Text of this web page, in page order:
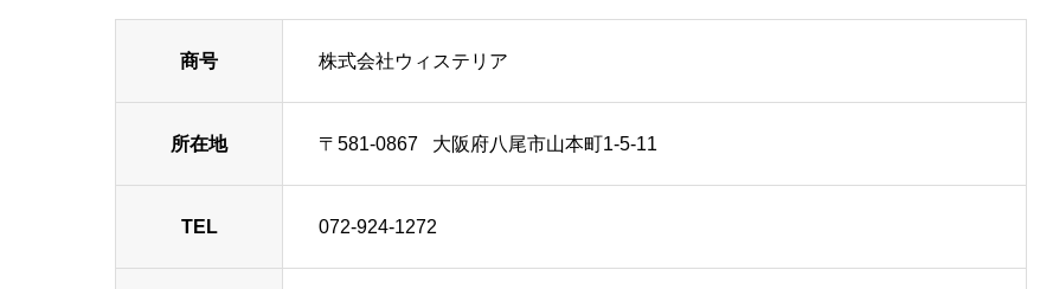
商号 株式会社ウィステリア
所在地 〒581-0867 大阪府八尾市山本町1-5-11
TEL 072-924-1272